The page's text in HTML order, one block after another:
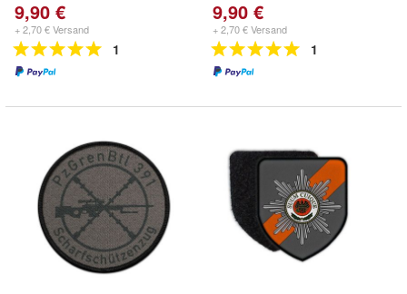
9,90 €
+ 2,70 € Versand
1
9,90 €
+ 2,70 € Versand
1